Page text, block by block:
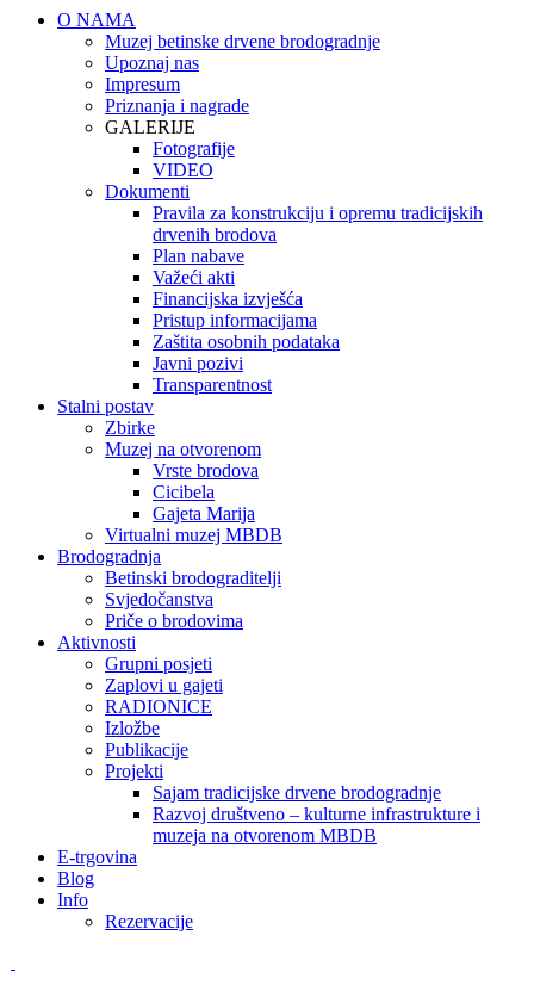
O NAMA
Muzej betinske drvene brodogradnje
Upoznaj nas
Impresum
Priznanja i nagrade
GALERIJE
Fotografije
VIDEO
Dokumenti
Pravila za konstrukciju i opremu tradicijskih
drvenih brodova
Plan nabave
Važeći akti
Financijska izvješća
Pristup informacijama
Zaštita osobnih podataka
Javni pozivi
Transparentnost
Stalni postav
Zbirke
Muzej na otvorenom
Vrste brodova
Cicibela
Gajeta Marija
Virtualni muzej MBDB
Brodogradnja
Betinski brodograditelji
Svjedočanstva
Priče o brodovima
Aktivnosti
Grupni posjeti
Zaplovi u gajeti
RADIONICE
Izložbe
Publikacije
Projekti
Sajam tradicijske drvene brodogradnje
Razvoj društveno – kulturne infrastrukture i
muzeja na otvorenom MBDB
E-trgovina
Blog
Info
Rezervacije